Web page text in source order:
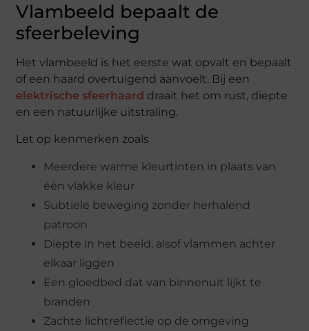
Vlambeeld bepaalt de
sfeerbeleving
Het vlambeeld is het eerste wat opvalt en bepaalt
of een haard overtuigend aanvoelt. Bij een
elektrische sfeerhaard draait het om rust, diepte
en een natuurlijke uitstraling.
Let op kenmerken zoals
Meerdere warme kleurtinten in plaats van
één vlakke kleur
Subtiele beweging zonder herhalend
patroon
Diepte in het beeld, alsof vlammen achter
elkaar liggen
Een gloedbed dat van binnenuit lijkt te
branden
Zachte lichtreflectie op de omgeving